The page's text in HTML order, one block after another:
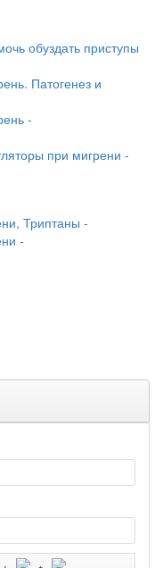
обуздать приступы
Патогенез и
-
при мигрени -
Триптаны -
-